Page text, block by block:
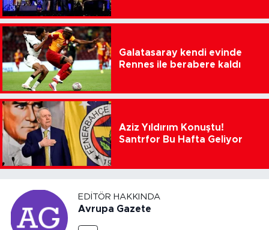
Galatasaray kendi evinde
Rennes ile berabere kaldı
Aziz Yıldırım Konuştu!
Santrfor Bu Hafta Geliyor
EDITÖR HAKKINDA
Avrupa Gazete